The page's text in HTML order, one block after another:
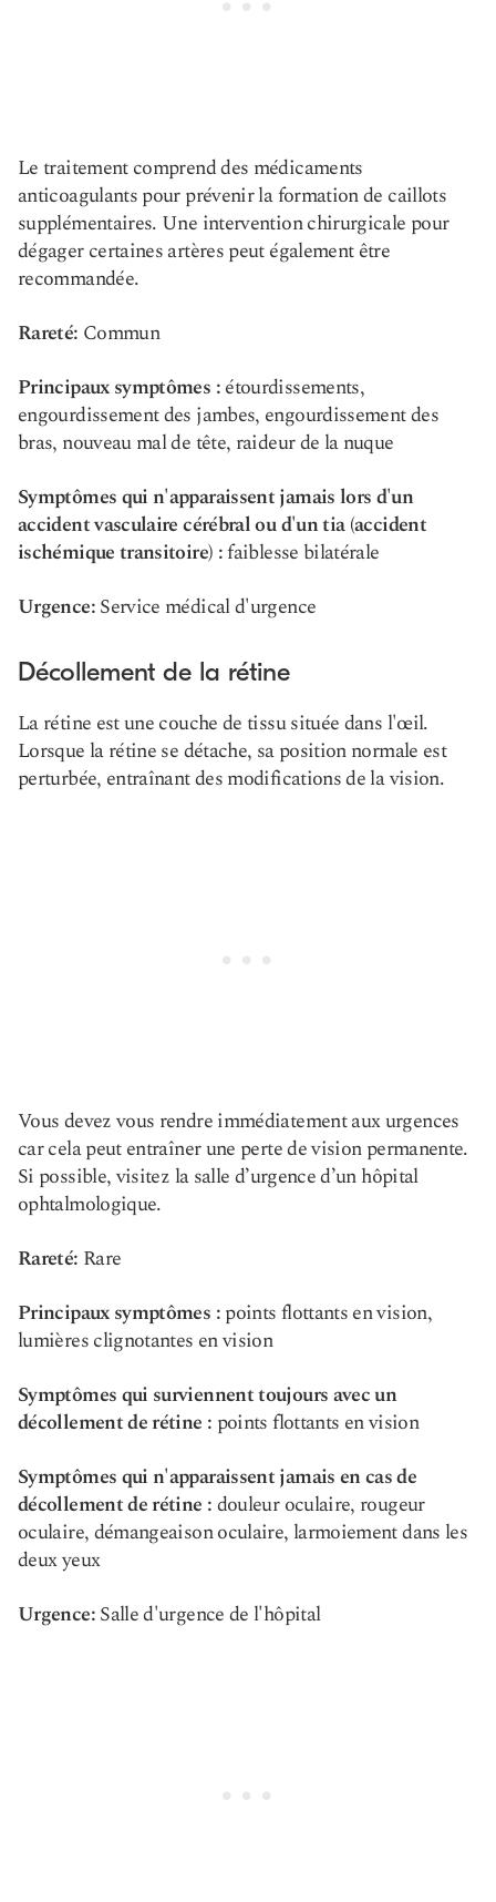
Le traitement comprend des médicaments
anticoagulants pour prévenir la formation de caillots
supplémentaires. Une intervention chirurgicale pour
dégager certaines artères peut également être
recommandée.
Rareté: Commun
Principaux symptômes :étourdissements,
engourdissement des jambes, engourdissement des
bras, nouveau mal de tête, raideur de la nuque
Symptômes qui n'apparaissent jamais lors d'un
accident vasculaire cérébral ou d'un tia (accident
ischémique transitoire) :faiblesse bilatérale
Urgence:Service médical d'urgence
Décollement de la rétine
La rétine est une couche de tissu située dans l'œil.
Lorsque la rétine se détache, sa position normale est
perturbée, entraînant des modifications de la vision.
Vous devez vous rendre immédiatement aux urgences
car cela peut entraîner une perte de vision permanente.
Si possible, visitez la salle d’urgence d’un hôpital
ophtalmologique.
Rareté: Rare
Principaux symptômes :points flottants en vision,
lumières clignotantes en vision
Symptômes qui surviennent toujours avec un
décollement de rétine : points flottants en vision
Symptômes qui n'apparaissent jamais en cas de
décollement de rétine :douleur oculaire, rougeur
oculaire, démangeaison oculaire, larmoiement dans les
deux yeux
Urgence:Salle d'urgence de l'hôpital